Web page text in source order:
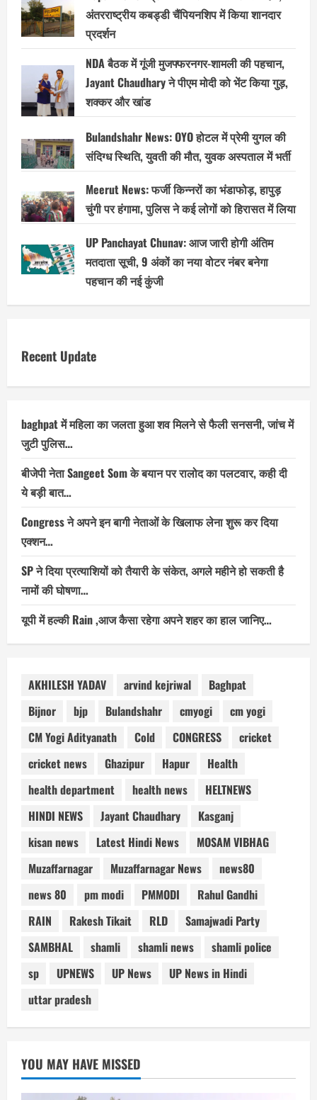
अंतरराष्ट्रीय कबड्डी चैंपियनशिप में किया शानदार
प्रदर्शन
NDA बैठक में गूंजी मुजफ्फरनगर-शामली की पहचान,
Jayant Chaudhary ने पीएम मोदी को भेंट किया गुड़,
शक्कर और खांड
Bulandshahr News: OYO होटल में प्रेमी युगल की
संदिग्ध स्थिति, युवती की मौत, युवक अस्पताल में भर्ती
Meerut News: फर्जी किन्नरों का भंडाफोड़, हापुड़
चुंगी पर हंगामा, पुलिस ने कई लोगों को हिरासत में लिया
UP Panchayat Chunav: आज जारी होगी अंतिम
मतदाता सूची, 9 अंकों का नया वोटर नंबर बनेगा
पहचान की नई कुंजी
Recent Update
baghpat में महिला का जलता हुआ शव मिलने से फैली सनसनी, जांच में
जुटी पुलिस…
बीजेपी नेता Sangeet Som के बयान पर रालोद का पलटवार, कही दी
ये बड़ी बात…
Congress ने अपने इन बागी नेताओं के खिलाफ लेना शुरू कर दिया
एक्शन…
SP ने दिया प्रत्याशियों को तैयारी के संकेत, अगले महीने हो सकती है
नामों की घोषणा…
यूपी में हल्की Rain ,आज कैसा रहेगा अपने शहर का हाल जानिए…
AKHILESH YADAV arvind kejriwal
Baghpat
Bijnor
bjp Bulandshahr cmyogi
cm yogi
CM Yogi Adityanath
Cold CONGRESS
cricket
cricket news
Ghazipur Hapur
Health
health department
health news
HELTNEWS
HINDI NEWS
Jayant Chaudhary
Kasganj
kisan news
Latest Hindi News
MOSAM VIBHAG
Muzaffarnagar
Muzaffarnagar News
news80
news 80
pm modi PMMODI
Rahul Gandhi
RAIN
Rakesh Tikait RLD
Samajwadi Party
SAMBHAL
shamli shamli news
shamli police
sp
UPNEWS UP News
UP News in Hindi
uttar pradesh
YOU MAY HAVE MISSED